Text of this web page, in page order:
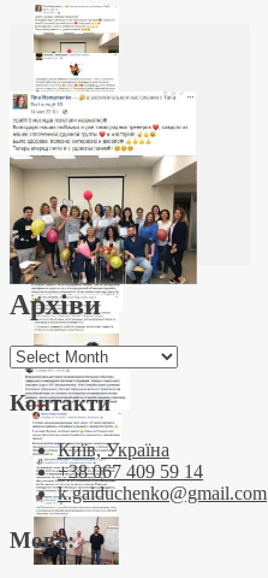
Архіви
Архіви
Контакти
Київ, Україна
+38 067 409 59 14
k.gaiduchenko@gmail.com
Мова: